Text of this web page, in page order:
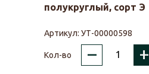
полукруглый, сорт Э
Артикул:УТ-00000598
Кол-во – +